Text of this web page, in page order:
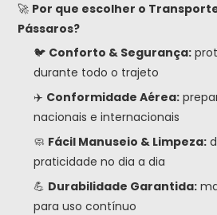
🚀 Por que escolher o
Pássaros?
🐦 Conforto & Segurança:
durante todo o trajeto
✈️ Conformidade Aérea:
nacionais e internacionais
🧼 Fácil Manuseio & Limpeza:
praticidade no dia a dia
💪 Durabilidade Garantida:
para uso contínuo